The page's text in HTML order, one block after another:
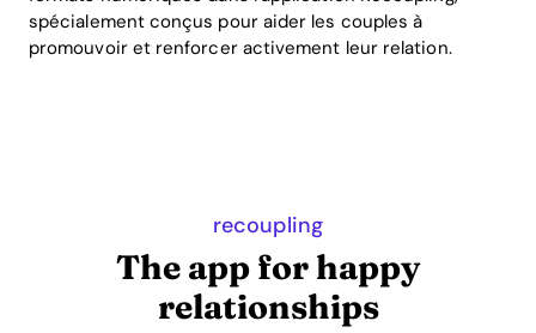
spécialement conçus pour aider les couples à
promouvoir et renforcer activement leur relation.
recoupling
The app for happy
relationships